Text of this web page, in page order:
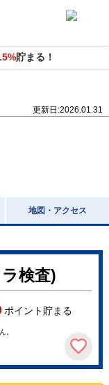
貯まる！
更新日:2026.01.31
地図・アクセス
検査)
ポイント貯まる
。